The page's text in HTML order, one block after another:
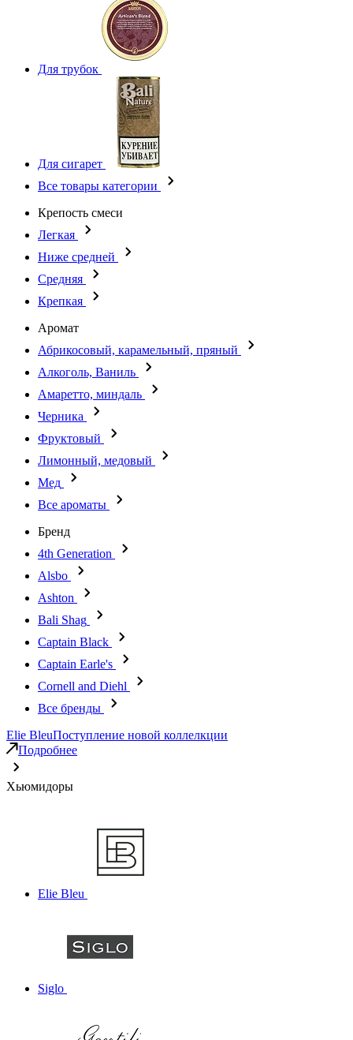
Для трубок
Для сигарет
Все товары категории
Крепость смеси
Легкая
Ниже средней
Средняя
Крепкая
Аромат
Абрикосовый, карамельный, пряный
Алкоголь, Ваниль
Амаретто, миндаль
Черника
Фруктовый
Лимонный, медовый
Мед
Все ароматы
Бренд
4th Generation
Alsbo
Ashton
Bali Shag
Captain Black
Captain Earle's
Cornell and Diehl
Все бренды
Elie BleuПоступление новой коллелкции
Подробнее
Хьюмидоры
Elie Bleu
Siglo